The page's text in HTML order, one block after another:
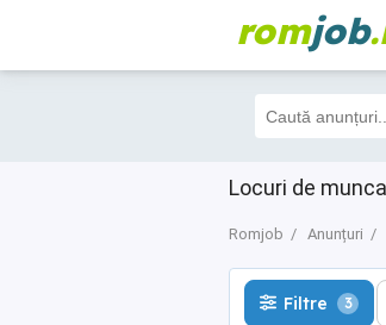
romjob
Locuri de
Romjob Anunțuri
Filtre 3
Filtre 3